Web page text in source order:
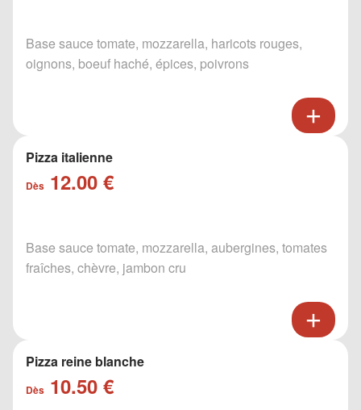
Base sauce tomate, mozzarella, haricots rouges,
oignons, boeuf haché, épices, poivrons
Pizza italienne
Dès 12.00 €
Base sauce tomate, mozzarella, aubergines, tomates
fraîches, chèvre, jambon cru
Pizza reine blanche
Dès 10.50 €